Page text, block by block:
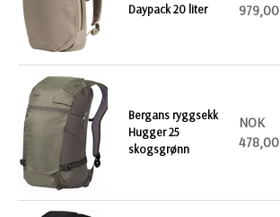
Daypack 20 liter
979,00
Bergans ryggsekk
Hugger 25
skogsgrønn
NOK
478,00